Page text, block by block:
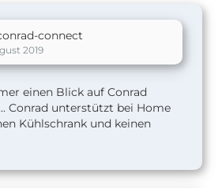
connect
2019
einen Blick auf Conrad
Conrad unterstützt bei Home
Kühlschrank und keinen